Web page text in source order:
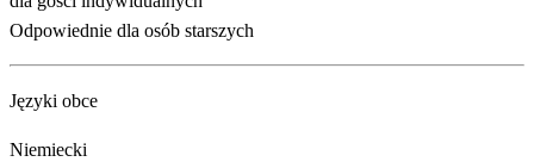
Odpowiednie dla osób starszych
Języki obce
Niemiecki